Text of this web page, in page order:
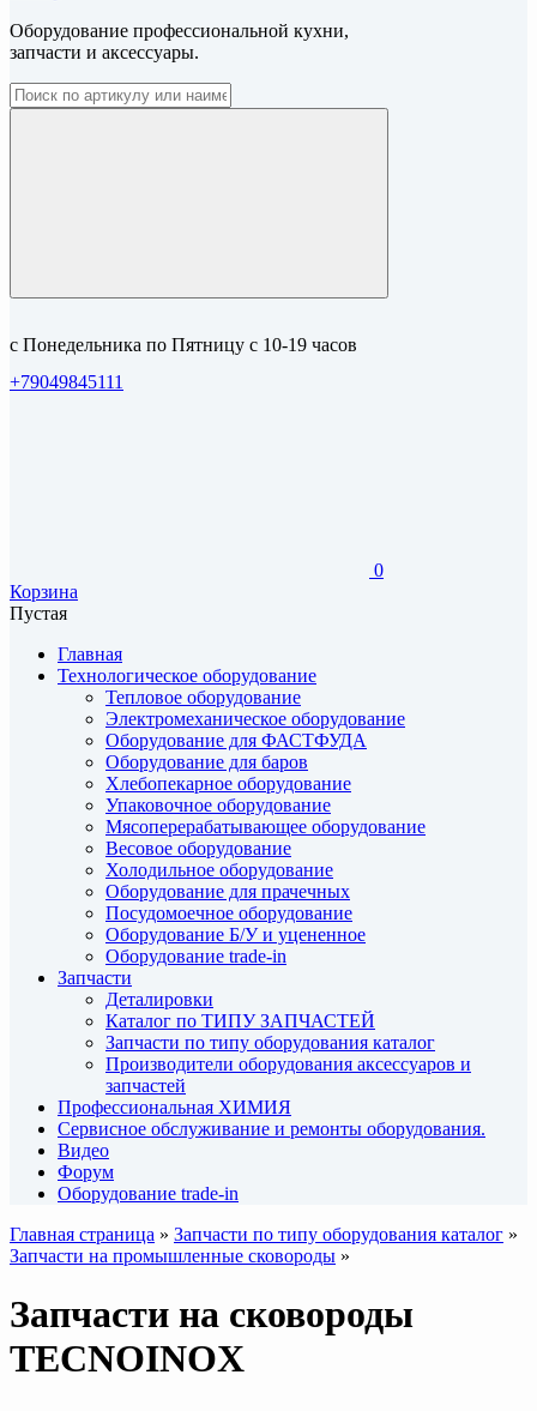
Оборудование профессиональной кухни,
запчасти и аксессуары.
с Понедельника по Пятницу с 10-19 часов
+79049845111
0
Корзина
Пустая
Главная
Технологическое оборудование
Тепловое оборудование
Электромеханическое оборудование
Оборудование для ФАСТФУДА
Оборудование для баров
Хлебопекарное оборудование
Упаковочное оборудование
Мясоперерабатывающее оборудование
Весовое оборудование
Холодильное оборудование
Оборудование для прачечных
Посудомоечное оборудование
Оборудование Б/У и уцененное
Оборудование trade-in
Запчасти
Деталировки
Каталог по ТИПУ ЗАПЧАСТЕЙ
Запчасти по типу оборудования каталог
Производители оборудования аксессуаров и
запчастей
Профессиональная ХИМИЯ
Сервисное обслуживание и ремонты оборудования.
Видео
Форум
Оборудование trade-in
Главная страница » Запчасти по типу оборудования каталог »
Запчасти на промышленные сковороды »
Запчасти на сковороды
TECNOINOX